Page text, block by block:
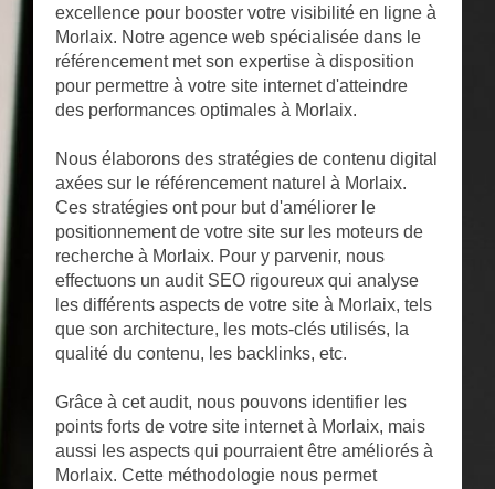
excellence pour booster votre visibilité en ligne à
Morlaix. Notre agence web spécialisée dans le
référencement met son expertise à disposition
pour permettre à votre site internet d'atteindre
des performances optimales à Morlaix.
Nous élaborons des stratégies de contenu digital
axées sur le référencement naturel à Morlaix.
Ces stratégies ont pour but d'améliorer le
positionnement de votre site sur les moteurs de
recherche à Morlaix. Pour y parvenir, nous
effectuons un audit SEO rigoureux qui analyse
les différents aspects de votre site à Morlaix, tels
que son architecture, les mots-clés utilisés, la
qualité du contenu, les backlinks, etc.
Grâce à cet audit, nous pouvons identifier les
points forts de votre site internet à Morlaix, mais
aussi les aspects qui pourraient être améliorés à
Morlaix. Cette méthodologie nous permet